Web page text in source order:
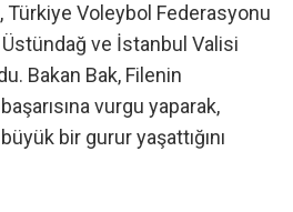
, Türkiye Voleybol Federasyonu
ve İstanbul Valisi
Bakan Bak, Filenin
vurgu yaparak,
bir gurur yaşattığını